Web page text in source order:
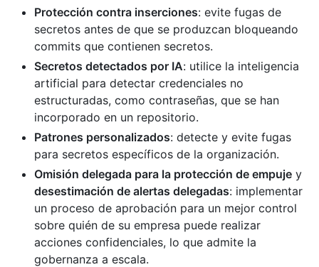
Protección contra inserciones: evite fugas de
secretos antes de que se produzcan bloqueando
commits que contienen secretos.
Secretos detectados por IA: utilice la inteligencia
artificial para detectar credenciales no
estructuradas, como contraseñas, que se han
incorporado en un repositorio.
Patrones personalizados: detecte y evite fugas
para secretos específicos de la organización.
Omisión delegada para la protección de empuje y
desestimación de alertas delegadas: implementar
un proceso de aprobación para un mejor control
sobre quién de su empresa puede realizar
acciones confidenciales, lo que admite la
gobernanza a escala.